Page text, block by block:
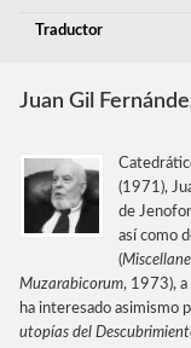
Traductor
Juan Gil
(1971),
de
así como
(
Muzarabicorum, 1973), a
ha interesado asimismo
utopías del